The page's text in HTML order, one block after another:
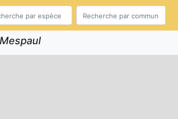
Mespaul